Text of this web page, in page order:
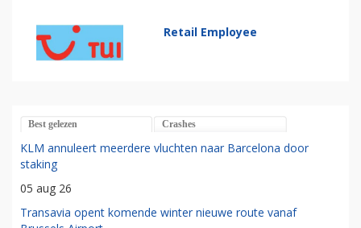
Retail Employee
Best gelezen Crashes
KLM annuleert meerdere vluchten naar Barcelona door
staking
05 aug 26
Transavia opent komende winter nieuwe route vanaf